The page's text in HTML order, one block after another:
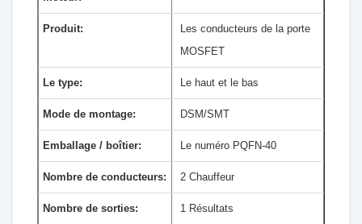
Produit:
Les conducteurs de la porte
MOSFET
Le type: Le haut et le bas
Mode de montage: DSM/SMT
Emballage / boîtier: Le numéro PQFN-40
Nombre de conducteurs: 2 Chauffeur
Nombre de sorties: 1 Résultats